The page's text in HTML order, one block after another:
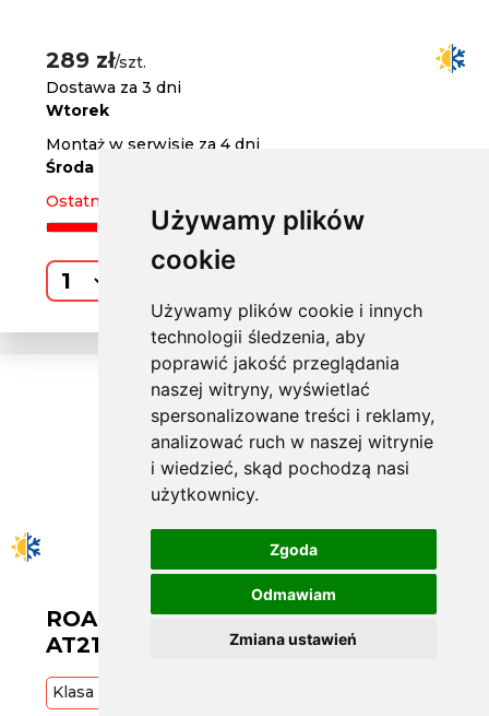
Używamy plików
cookie
Używamy plików cookie i innych
technologii śledzenia, aby
poprawić jakość przeglądania
naszej witryny, wyświetlać
spersonalizowane treści i reklamy,
analizować ruch w naszej witrynie
i wiedzieć, skąd pochodzą nasi
użytkownicy.
Zgoda
Odmawiam
Zmiana ustawień
289 zł/szt.
Dostawa za 3 dni
Wtorek
Montaż w serwisie za 4 dni
Środa
Ostatnia sztuka
ROADX W215/75 R15 RX QUEST
AT21 100T [26]
Klasa